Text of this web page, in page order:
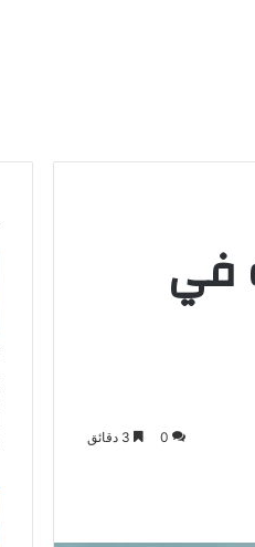
في
0